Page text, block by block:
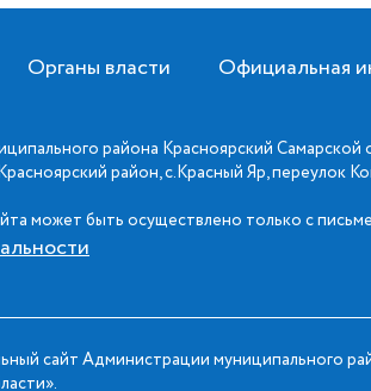
Органы власти Официальная
района Красноярский Самарской
район, с.Красный Яр, переулок
может быть осуществлено только с
сайт Администрации муниципального